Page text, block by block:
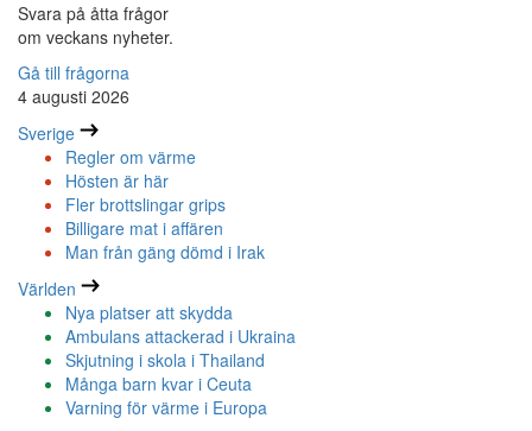
Svara på åtta frågor
om veckans nyheter.
Gå till frågorna
4 augusti 2026
Sverige
Regler om värme
Hösten är här
Fler brottslingar grips
Billigare mat i affären
Man från gäng dömd i Irak
Världen
Nya platser att skydda
Ambulans attackerad i Ukraina
Skjutning i skola i Thailand
Många barn kvar i Ceuta
Varning för värme i Europa